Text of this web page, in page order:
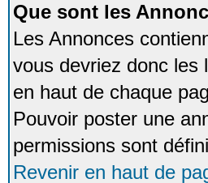
Que sont les
Les Annonces
vous devriez donc les
en haut de chaque
Pouvoir poster une
permissions sont
Revenir en haut de